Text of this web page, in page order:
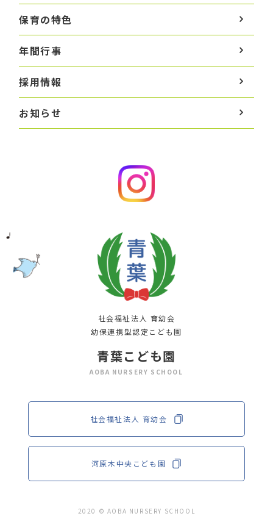
保育の特色
年間行事
採用情報
お知らせ
社会福祉法人 育幼会
幼保連携型認定こども園
青葉こども園
AOBA NURSERY SCHOOL
社会福祉法人 育幼会
河原木中央こども園
2020 © AOBA NURSERY SCHOOL